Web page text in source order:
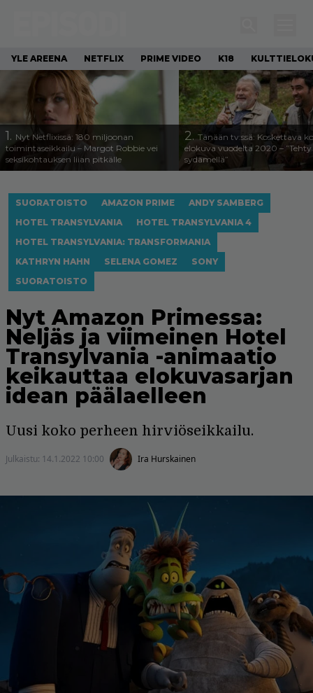
YLE AREENA NETFLIX PRIME VIDEO K18
1. Nyt Netflixissä: 180 miljoonan
toimintaseikkailu – Margot Robbie vei
seksikohtauksen liian pitkälle
2. Tänään tv:ssä: Koskettava
elokuva vuodelta 2020 – ”Tehty
sydämellä”
SUORATOISTO AMAZON PRIME
ANDY SAMBERG
HOTEL TRANSYLVANIA
HOTEL TRANSYLVANIA 4
HOTEL TRANSYLVANIA: TRANSFORMANIA
KATHRYN HAHN
SELENA GOMEZ
SONY
SUORATOISTO
Nyt Amazon Primessa:
Neljäs ja viimeinen Hotel
Transylvania -animaatio
keikauttaa elokuvasarjan
idean päälaelleen
Uusi koko perheen hirviöseikkailu.
Julkaistu: 14.1.2022 10:00 Ira Hurskainen